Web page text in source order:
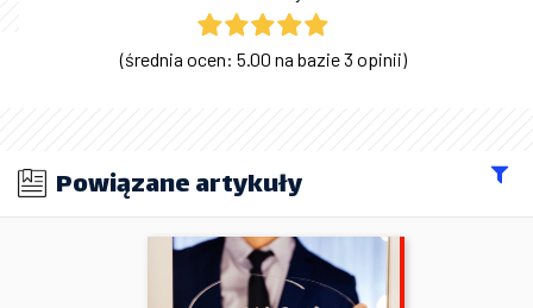
(średnia ocen: 5.00 na bazie 3 opinii)
Powiązane artykuły